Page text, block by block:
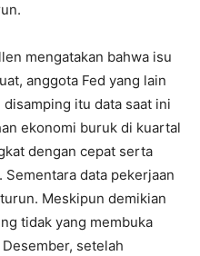
mengatakan bahwa isu
anggota Fed yang lain
itu data saat ini
ekonomi buruk di kuartal
dengan cepat serta
data pekerjaan
Meskipun demikian
tidak yang membuka
setelah